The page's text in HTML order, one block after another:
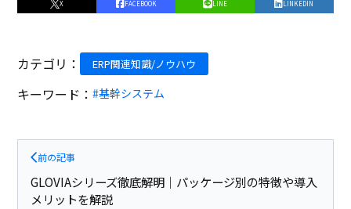
X FACEBOOK LINE LINKEDIN
カテゴリ： ERP関連知識/ノウハウ
キーワード：#基幹システム
前の記事
GLOVIAシリーズ徹底解明｜パッケージ別の特徴や導入
メリットを解説